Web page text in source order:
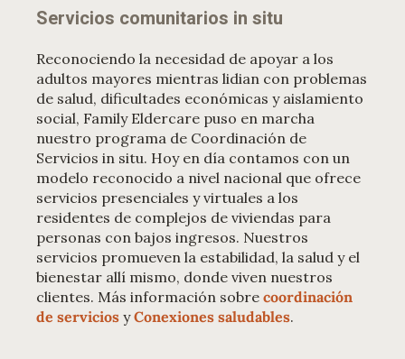
Servicios comunitarios in situ
Reconociendo la necesidad de apoyar a los
adultos mayores mientras lidian con problemas
de salud, dificultades económicas y aislamiento
social, Family Eldercare puso en marcha
nuestro programa de Coordinación de
Servicios in situ. Hoy en día contamos con un
modelo reconocido a nivel nacional que ofrece
servicios presenciales y virtuales a los
residentes de complejos de viviendas para
personas con bajos ingresos. Nuestros
servicios promueven la estabilidad, la salud y el
bienestar allí mismo, donde viven nuestros
clientes. Más información sobre coordinación
de servicios yConexiones saludables.